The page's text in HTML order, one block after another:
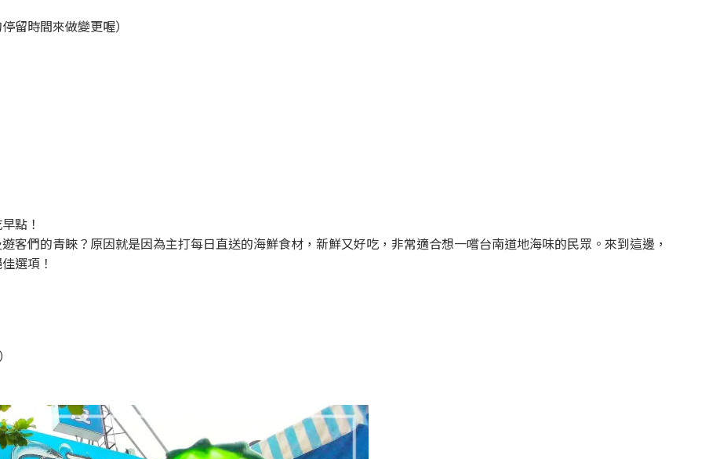
留時間來做變更喔）
點！
客們的青睞？原因就是因為主打每日直送的海鮮食材，新鮮又好吃，非常適合想一嚐台南道地海味的民眾。來到這邊，
選項！